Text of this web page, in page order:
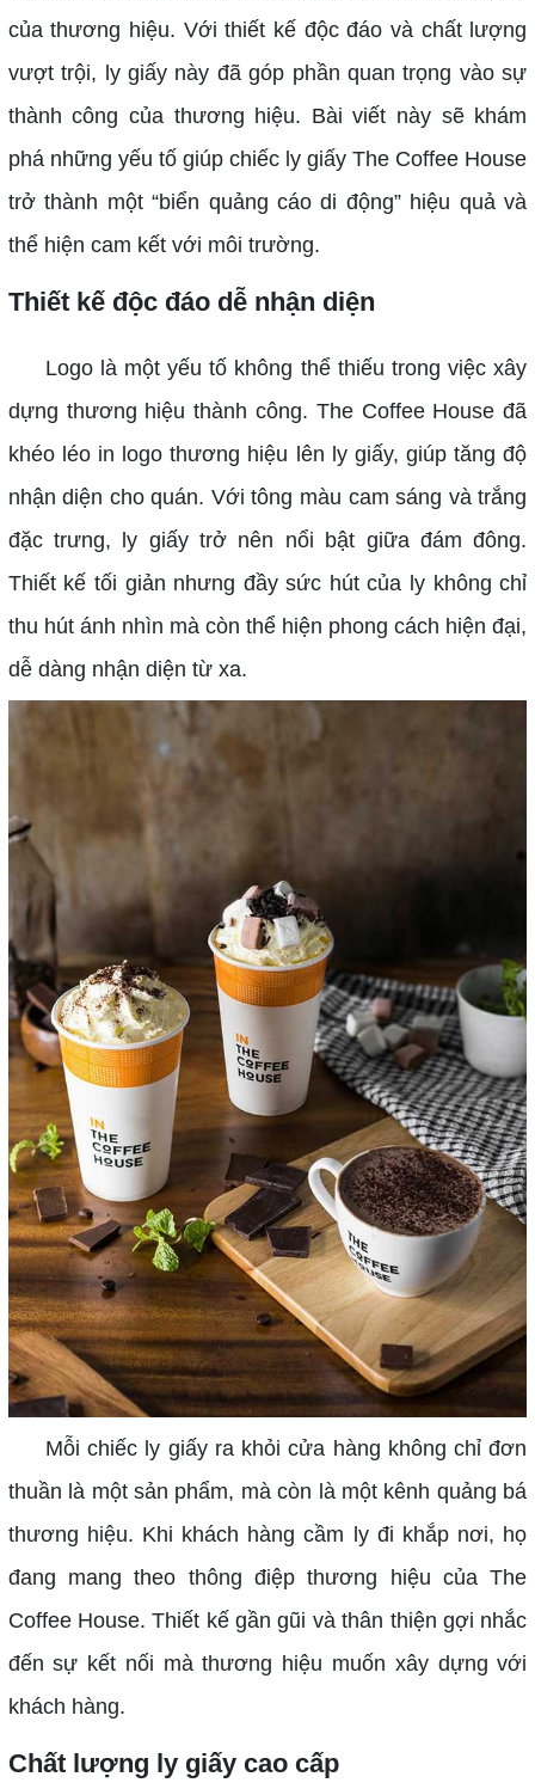
của thương hiệu. Với thiết kế độc đáo và chất lượng
vượt trội, ly giấy này đã góp phần quan trọng vào sự
thành công của thương hiệu. Bài viết này sẽ khám
phá những yếu tố giúp chiếc ly giấy The Coffee House
trở thành một “biển quảng cáo di động” hiệu quả và
thể hiện cam kết với môi trường.
Thiết kế độc đáo dễ nhận diện
Logo là một yếu tố không thể thiếu trong việc xây
dựng thương hiệu thành công. The Coffee House đã
khéo léo in logo thương hiệu lên ly giấy, giúp tăng độ
nhận diện cho quán. Với tông màu cam sáng và trắng
đặc trưng, ly giấy trở nên nổi bật giữa đám đông.
Thiết kế tối giản nhưng đầy sức hút của ly không chỉ
thu hút ánh nhìn mà còn thể hiện phong cách hiện đại,
dễ dàng nhận diện từ xa.
Mỗi chiếc ly giấy ra khỏi cửa hàng không chỉ đơn
thuần là một sản phẩm, mà còn là một kênh quảng bá
thương hiệu. Khi khách hàng cầm ly đi khắp nơi, họ
đang mang theo thông điệp thương hiệu của The
Coffee House. Thiết kế gần gũi và thân thiện gợi nhắc
đến sự kết nối mà thương hiệu muốn xây dựng với
khách hàng.
Chất lượng ly giấy cao cấp